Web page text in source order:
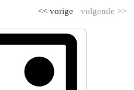
volgende >>
<< vorige